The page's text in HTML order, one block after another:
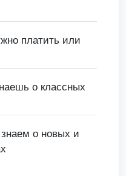
платить или
о классных
о новых и